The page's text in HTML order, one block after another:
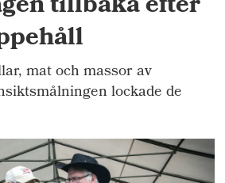
mat och massor av
lockade de